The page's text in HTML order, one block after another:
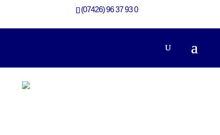
(07426) 96 37 93 0